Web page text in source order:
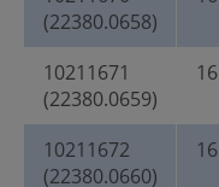
(22380.0658)
10211671
(22380.0659)
16
10211672
(22380.0660)
16